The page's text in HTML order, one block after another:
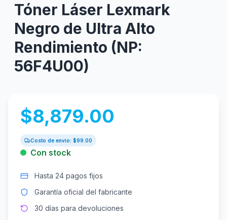
Tóner Láser Lexmark
Negro de Ultra Alto
Rendimiento (NP:
56F4U00)
$8,879.00
Costo de envío: $99.00
Con stock
Hasta 24 pagos fijos
Garantía oficial del fabricante
30 días para devoluciones